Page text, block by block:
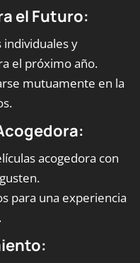
el Futuro:
individuales y
el próximo año.
mutuamente en la
acogedora con
para una experiencia